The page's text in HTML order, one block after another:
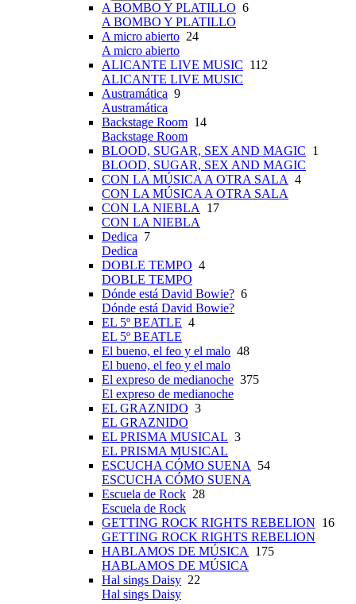
A BOMBO Y PLATILLO 6
A BOMBO Y PLATILLO
A micro abierto 24
A micro abierto
ALICANTE LIVE MUSIC 112
ALICANTE LIVE MUSIC
Austramática 9
Austramática
Backstage Room 14
Backstage Room
BLOOD, SUGAR, SEX AND MAGIC 1
BLOOD, SUGAR, SEX AND MAGIC
CON LA MÚSICA A OTRA SALA 4
CON LA MÚSICA A OTRA SALA
CON LA NIEBLA
17
CON LA NIEBLA
Dedica 7
Dedica
DOBLE TEMPO 4
DOBLE TEMPO
Dónde está David Bowie? 6
Dónde está David Bowie?
EL 5º BEATLE 4
EL 5º BEATLE
El bueno, el feo y el malo 48
El bueno, el feo y el malo
El expreso de medianoche 375
El expreso de medianoche
EL GRAZNIDO 3
EL GRAZNIDO
EL PRISMA MUSICAL 3
EL PRISMA MUSICAL
ESCUCHA CÓMO SUENA
54
ESCUCHA CÓMO SUENA
Escuela de Rock 28
Escuela de Rock
GETTING ROCK RIGHTS REBELION 16
GETTING ROCK RIGHTS REBELION
HABLAMOS DE MÚSICA
175
HABLAMOS DE MÚSICA
Hal sings Daisy 22
Hal sings Daisy